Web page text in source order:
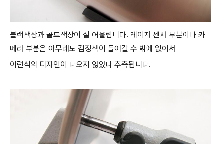
블랙색상과 골드색상이 잘 어울립니다. 레이저 센서 부분이나 카
메라 부분은 아무래도 검정색이 들어갈 수 밖에 없어서
이런식의 디자인이 나오지 않았나 추측됩니다.